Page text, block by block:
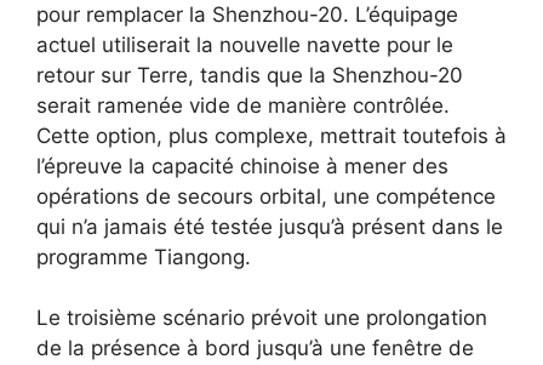
pour remplacer la Shenzhou-20. L’équipage
actuel utiliserait la nouvelle navette pour le
retour sur Terre, tandis que la Shenzhou-20
serait ramenée vide de manière contrôlée.
Cette option, plus complexe, mettrait toutefois à
l’épreuve la capacité chinoise à mener des
opérations de secours orbital, une compétence
qui n’a jamais été testée jusqu’à présent dans le
programme Tiangong.
Le troisième scénario prévoit une prolongation
de la présence à bord jusqu’à une fenêtre de